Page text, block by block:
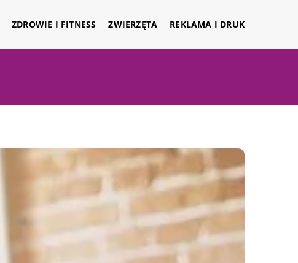
ZDROWIE I FITNESS ZWIERZĘTA REKLAMA I DRUK